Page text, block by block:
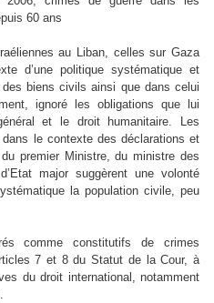
60 ans
au Liban, celles sur Gaza
d’une politique systématique et
biens civils ainsi que dans celui
ignoré les obligations que lui
et le droit humanitaire.
Les
le contexte des déclarations et
premier Ministre, du ministre des
major suggèrent une volonté
la population civile, peu
comme constitutifs de crimes
7 et 8 du Statut de la Cour, à
du droit international, notamment